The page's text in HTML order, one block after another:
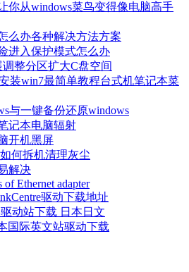
你从windows菜鸟变得像电脑高手
么办各种解决方法方案
进入保护模式怎么办
整分区扩大C盘空间
装win7最简单教程台式机笔记本菜
与一键备份还原windows
记本电脑辐射
开机黑屏
何拆机清理灰尘
解决
of Ethernet adapter
驱动下载地址
动站下载 日本日文
国际英文站驱动下载